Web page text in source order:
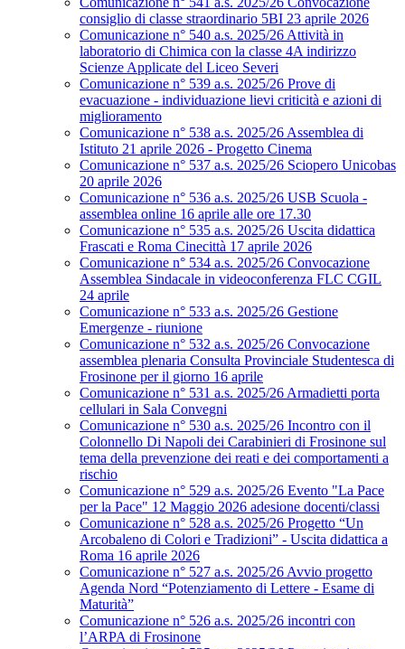
consiglio di classe straordinario 5BI 23 aprile 2026
Comunicazione n° 540 a.s. 2025/26 Attività in
laboratorio di Chimica con la classe 4A indirizzo
Scienze Applicate del Liceo Severi
Comunicazione n° 539 a.s. 2025/26 Prove di
evacuazione - individuazione lievi criticità e azioni di
miglioramento
Comunicazione n° 538 a.s. 2025/26 Assemblea di
Istituto 21 aprile 2026 - Progetto Cinema
Comunicazione n° 537 a.s. 2025/26 Sciopero Unicobas
20 aprile 2026
Comunicazione n° 536 a.s. 2025/26 USB Scuola -
assemblea online 16 aprile alle ore 17.30
Comunicazione n° 535 a.s. 2025/26 Uscita didattica
Frascati e Roma Cinecittà 17 aprile 2026
Comunicazione n° 534 a.s. 2025/26 Convocazione
Assemblea Sindacale in videoconferenza FLC CGIL
24 aprile
Comunicazione n° 533 a.s. 2025/26 Gestione
Emergenze - riunione
Comunicazione n° 532 a.s. 2025/26 Convocazione
assemblea plenaria Consulta Provinciale Studentesca di
Frosinone per il giorno 16 aprile
Comunicazione n° 531 a.s. 2025/26 Armadietti porta
cellulari in Sala Convegni
Comunicazione n° 530 a.s. 2025/26 Incontro con il
Colonnello Di Napoli dei Carabinieri di Frosinone sul
tema della prevenzione dei reati e dei comportamenti a
rischio
Comunicazione n° 529 a.s. 2025/26 Evento "La Pace
per la Pace" 12 Maggio 2026 adesione docenti/classi
Comunicazione n° 528 a.s. 2025/26 Progetto “Un
Arcobaleno di Colori e Tradizioni” - Uscita didattica a
Roma 16 aprile 2026
Comunicazione n° 527 a.s. 2025/26 Avvio progetto
Agenda Nord “Potenziamento di Lettere - Esame di
Maturità”
Comunicazione n° 526 a.s. 2025/26 incontri con
l’ARPA di Frosinone